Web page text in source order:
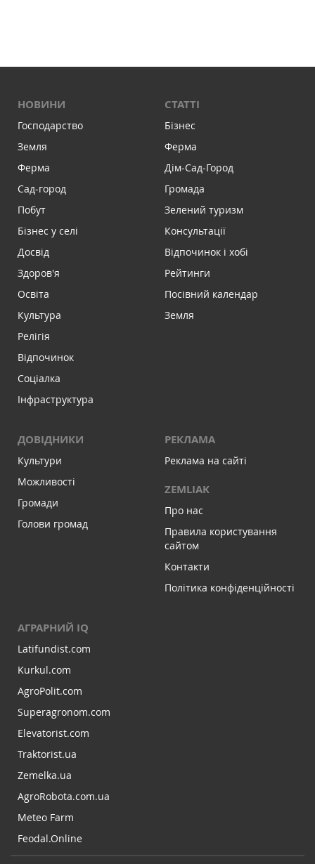
НОВИНИ
Господарство
Земля
Ферма
Сад-город
Побут
Бізнес у селі
Досвід
Здоров'я
Освіта
Культура
Релігія
Відпочинок
Соціалка
Інфраструктура
СТАТТІ
Бізнес
Ферма
Дім-Сад-Город
Громада
Зелений туризм
Консультації
Відпочинок і хобі
Рейтинги
Посівний календар
Земля
ДОВІДНИКИ
Культури
Можливості
Громади
Голови громад
РЕКЛАМА
Реклама на сайті
ZEMLIAK
Про нас
Правила користування
сайтом
Контакти
Політика конфіденційності
АГРАРНИЙ IQ
Latifundist.com
Kurkul.com
AgroPolit.com
Superagronom.com
Elevatorist.com
Traktorist.ua
Zemelka.ua
AgroRobota.com.ua
Meteo Farm
Feodal.Online